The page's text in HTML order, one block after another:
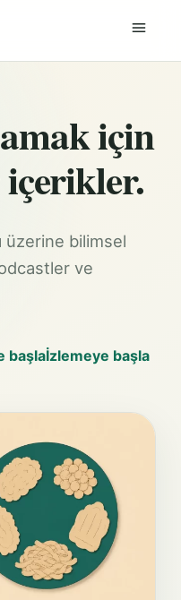
için
üzerine bilimsel
ve
başlaİzlemeye başla